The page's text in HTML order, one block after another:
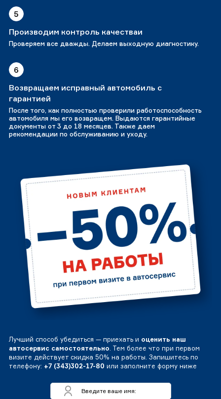
5
Производим контроль качестваи
Проверяем все дважды. Делаем выходную диагностику.
6
Возвращаем исправный автомобиль с
гарантией
После того, как полностью проверили работоспособность
автомобиля мы его возвращем. Выдаются гарантийные
документы от 3 до 18 месяцев. Также даем
рекомендации по обслуживанию и уходу.
Лучший способ убедиться — приехать и оценить наш
автосервис самостоятельно . Тем более что при первом
визите действует скидка 50% на работы. Запишитесь по
телефону: +7 (343)302-17-80 или заполните форму ниже